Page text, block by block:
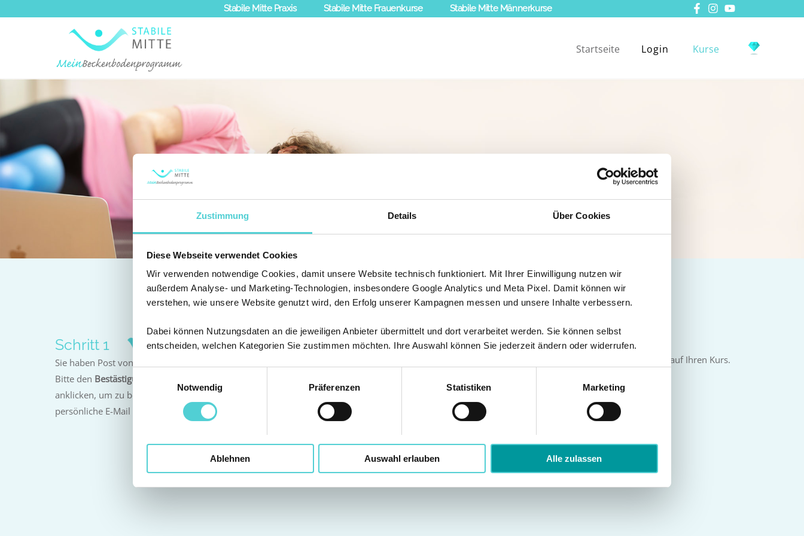
Zustimmung Details Über Cookies
Diese Webseite verwendet Cookies
Wir verwenden notwendige Cookies, damit unsere Website technisch funktioniert. Mit Ihrer Einwilligung nutzen wir
außerdem Analyse- und Marketing-Technologien, insbesondere Google Analytics und Meta Pixel. Damit können wir
verstehen, wie unsere Website genutzt wird, den Erfolg unserer Kampagnen messen und unsere Inhalte verbessern.
Dabei können Nutzungsdaten an die jeweiligen Anbieter übermittelt und dort verarbeitet werden. Sie können selbst
entscheiden, welchen Kategorien Sie zustimmen möchten. Ihre Auswahl können Sie jederzeit ändern oder widerrufen.
Notwendig
Präferenzen Statistiken Marketing
Ablehnen Auswahl erlauben Alle zulassen
Stabile Mitte Praxis Stabile Mitte Frauenkurse Stabile Mitte Männerkurse
Startseite Login Kurse
Sie können gleich mit der Probewoche starten!
Schritt 1
Sie haben Post von uns!
Bitte den Bestästigungslink
anklicken, um zu bestätigen, dass es sich um Ihre
persönliche E-Mail Adresse handelt.
Schritt 2
auf den Link, um sich anzumelden.
Schritt 3
Loggen Sie sich ein und klicken Sie auf Ihren Kurs.